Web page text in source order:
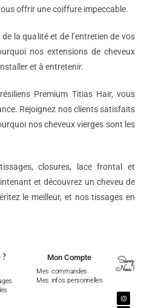
offrir une coiffure impeccable.
la qualité et de l’entretien de vos
nos extensions de cheveux
et à entretenir.
Premium Titias Hair, vous
Rejoignez nos clients satisfaits
nos cheveux vierges sont les
closures, lace frontal et
et découvrez un cheveu de
le meilleur, et nos tissages en
?
Mon Compte
Mes commandes
Mes infos personnelles
Suivez
Nous !